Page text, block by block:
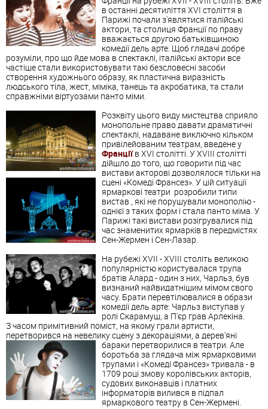
в останні десятиліття XVI століття в
Парижі почали з'являтися італійські
актори, та столиця Франції по праву
вважається другою батьківщиною
комедії дель арте. Щоб глядачі добре
розуміли, про що йде мова в спектаклі, італійські актори все
частіше стали використовувати такі безсловесні засоби
створення художнього образу, як пластична виразність
людського тіла, жест, міміка, танець та акробатика, та стали
справжніми віртуозами панто міми.
Розквіту цього виду мистецтва сприяло
монопольне право давати драматичні
спектаклі, надаване виключно кільком
привілейованим театрам, введене у
Франціїв XVI столітті. У XVIII столітті
дійшло до того, що говорити під час
вистави акторові дозволялося тільки на
сцені «Комеді Франсез». У цій ситуації
ярмаркові театри розробили типи
вистав , які не порушували монополію -
однієї з таких форм і стала панто міма. У
Парижі такі вистави розігрувалися під
час знаменитих ярмарків в передмістях
Сен-Жермен і Сен-Лазар.
На рубежі XVII - XVIII століть великою
популярністю користувалася трупа
братів Алард - один з них, Чарльз, був
визнаний найвидатнішим мімом свого
часу. Брати перевтілювалися в образи
комедії дель арте: Чарльз виступав у
ролі Скарамуш, а П'єр грав Арлекіна.
З часом примітивний поміст, на якому грали артисти,
перетворився на невелику сцену з декораціями, а дерев'яні
бараки перетворилися в театри. Але
боротьба за глядача між ярмарковими
трупами і «Комеді Франсез» тривала - в
1709 році змову королівських акторів,
судових виконавців і платних
інформаторів вилився в підпал
ярмаркового театру в Сен-Жермені.